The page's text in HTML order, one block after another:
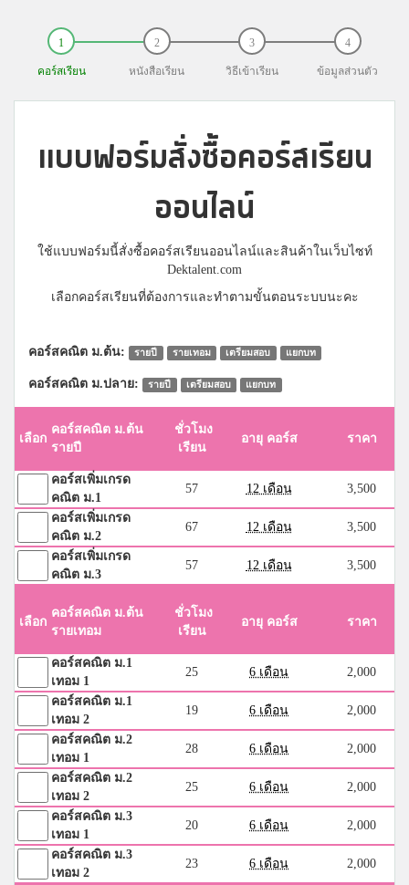
คอร์สเรียน หนังสือเรียน วิธีเข้าเรียน ข้อมูลส่วนตัว
แบบฟอร์มสั่งซื้อคอร์สเรียน
ออนไลน์
ใช้แบบฟอร์มนี้สั่งซื้อคอร์สเรียนออนไลน์และสินค้าในเว็บไซท์
Dektalent.com
เลือกคอร์สเรียนที่ต้องการและทำตามขั้นตอนระบบนะคะ
คอร์สคณิต ม.ต้น: รายปี รายเทอม เตรียมสอบ แยกบท
คอร์สคณิต ม.ปลาย: รายปี เตรียมสอบ แยกบท
เลือก
คอร์สคณิต ม.ต้น
รายปี
ชั่วโมง
เรียน
อายุ คอร์ส ราคา
คอร์สเพิ่มเกรด
คณิต ม.1
57 12 เดือน 3,500
คอร์สเพิ่มเกรด
คณิต ม.2
67 12 เดือน 3,500
คอร์สเพิ่มเกรด
คณิต ม.3
57 12 เดือน 3,500
เลือก
คอร์สคณิต ม.ต้น
รายเทอม
ชั่วโมง
เรียน
อายุ คอร์ส ราคา
คอร์สคณิต ม.1
เทอม 1
25 6 เดือน 2,000
คอร์สคณิต ม.1
เทอม 2
19 6 เดือน 2,000
คอร์สคณิต ม.2
เทอม 1
28 6 เดือน 2,000
คอร์สคณิต ม.2
เทอม 2
25 6 เดือน 2,000
คอร์สคณิต ม.3
เทอม 1
20 6 เดือน 2,000
คอร์สคณิต ม.3
เทอม 2
23 6 เดือน 2,000